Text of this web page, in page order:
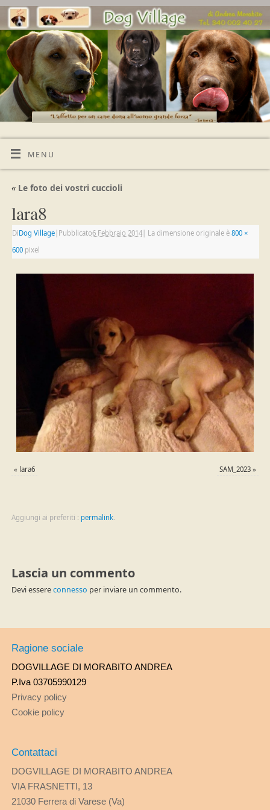
MENU
«Le foto dei vostri cuccioli
lara8
DiDog Village| Pubblicato6 Febbraio 2014| La dimensione originale è 800 ×
600pixel
« lara6 SAM_2023 »
Aggiungi ai preferiti : permalink.
Lascia un commento
Devi essereconnesso per inviare un commento.
Ragione sociale
DOGVILLAGE DI MORABITO ANDREA
P.Iva 03705990129
Privacy policy
Cookie policy
Contattaci
DOGVILLAGE DI MORABITO ANDREA
VIA FRASNETTI, 13
21030 Ferrera di Varese (Va)